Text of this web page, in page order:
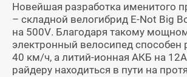
Новейшая разработка именитого
– складной велогибрид E-Not Big
на 500V. Благодаря такому
электронный велосипед способен
40 км/ч, а литий-ионная АКБ на
райдеру находиться в пути на